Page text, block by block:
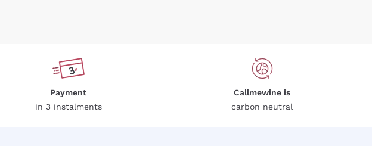
Payment
in 3 instalments
Callmewine is
carbon neutral